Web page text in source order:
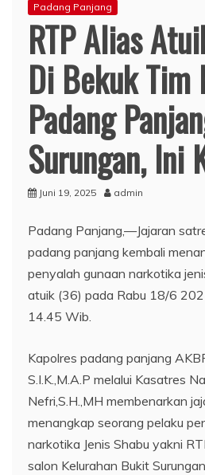
Padang Panjang
RTP Alias
Di Bekuk Tim
Padang
Surungan, Ini
Juni 19, 2025 admin
Padang Panjang,—Jajaran
padang panjang kembali
penyalah gunaan narkotika
atuik (36) pada Rabu 18/6
14.45 Wib.
Kapolres padang panjang
S.I.K.,M.A.P melalui Kasatres
Nefri,S.H.,MH membenarkan
menangkap seorang pelaku
narkotika Jenis Shabu yakni
salon Kelurahan Bukit Surungan